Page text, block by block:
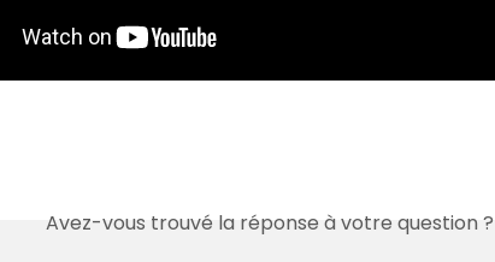
Avez-vous trouvé la réponse à votre question ?